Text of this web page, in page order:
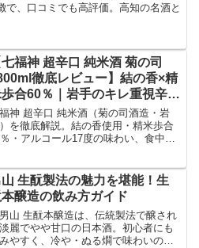
で、口コミでも高評価。高知の名酒と
七福神 超辛口 純米酒 菊の司
徹底レビュー】結の香×精
合60％｜岩手のキレ重視辛口
を本音評価
神 超辛口 純米酒（菊の司酒造・岩
を徹底解説。結の香使用・精米歩合
・アルコール17度の味わい、食中酒
山 生酛製法の魅力を堪能！生
醸造の飲み方ガイド
男山 生酛本醸造は、伝統製法で醸され
麗でやや甘口の日本酒。初心者にも
やすく、冷や・ぬる燗で味わいの変